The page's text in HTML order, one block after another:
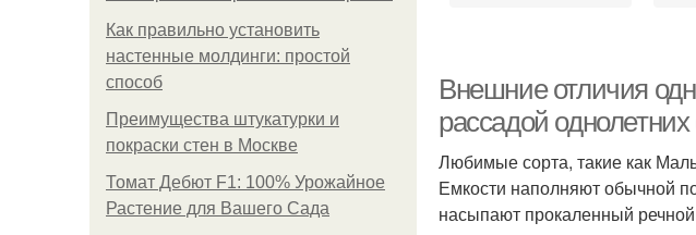
Как правильно установить
настенные молдинги: простой
способ
Преимущества штукатурки и
покраски стен в Москве
Томат Дебют F1: 100% Урожайное
Растение для Вашего Сада
Внешние отличия
рассадой
Любимые сорта, такие как
Емкости наполняют обычной
насыпают прокаленный речной